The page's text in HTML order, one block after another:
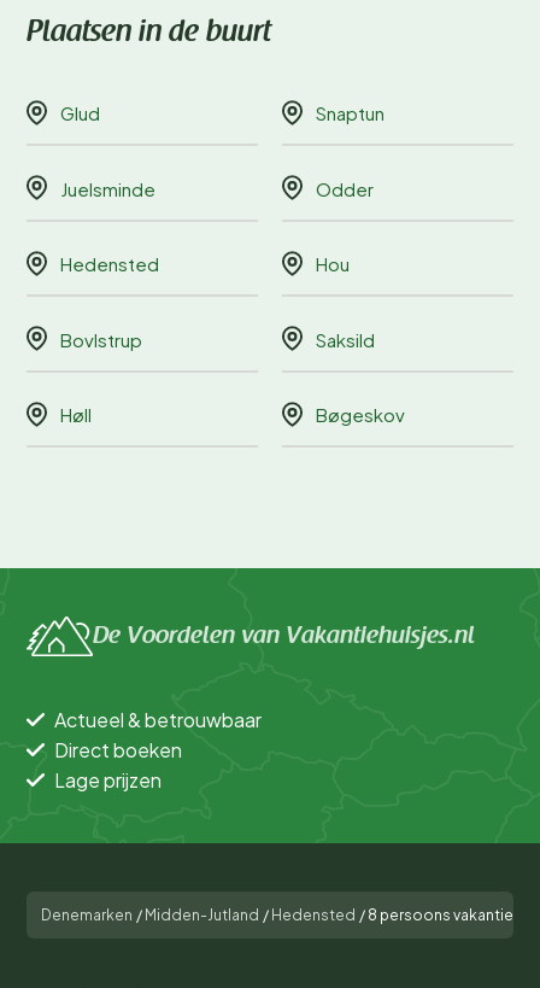
Plaatsen in de buurt
Glud Snaptun
Juelsminde Odder
Hedensted Hou
Bovlstrup Saksild
Høll Bøgeskov
De Voordelen van Vakantiehuisjes.nl
Actueel & betrouwbaar
Direct boeken
Lage prijzen
Denemarken / Midden-Jutland / Hedensted / 8 persoons vakantie